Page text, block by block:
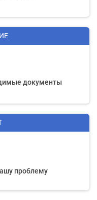
документы
проблему